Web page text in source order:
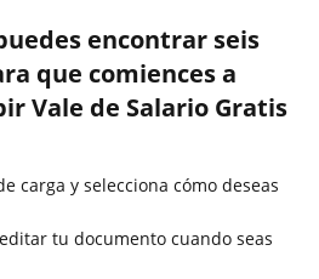
encontrar seis
que comiences a
Vale de Salario Gratis
carga y selecciona cómo deseas
tu documento cuando seas